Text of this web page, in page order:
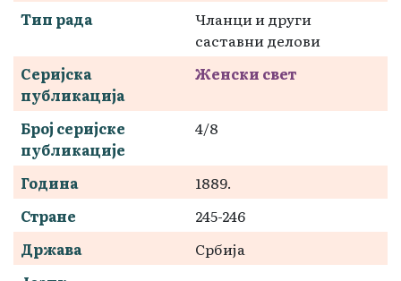
Тип рада
Чланци и други
саставни делови
Серијска
публикација
Женски свет
Број серијске
публикације
4/8
Година
1889.
Стране
245-246
Држава
Србија